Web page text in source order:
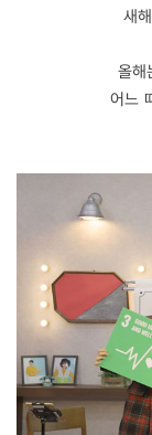
새
올해
어느